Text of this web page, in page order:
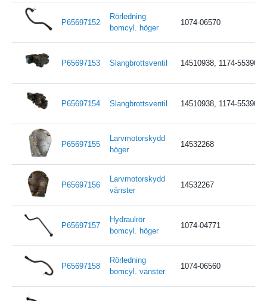
P65697152
Rörledning
bomcyl. höger
1074-06570
P65697153 Slangbrottsventil 14510938, 1174-55390,
P65697154 Slangbrottsventil 14510938, 1174-55390,
P65697155
Larvmotorskydd
höger
14532268
P65697156
Larvmotorskydd
vänster
14532267
P65697157
Hydraulrör
bomcyl. höger
1074-04771
P65697158
Rörledning
bomcyl. vänster
1074-06560